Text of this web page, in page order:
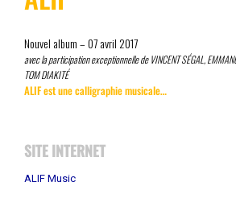
Nouvel album – 07 avril 2017
avec la participation exceptionnelle de VINCENT SÉGAL,
TOM DIAKITÉ
ALIF est une calligraphie musicale…
SITE INTERNET
ALIF Music